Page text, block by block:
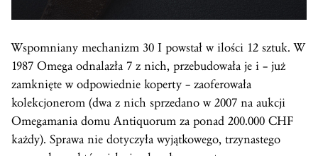
Wspomniany mechanizm 30 I powstał w ilości 12 sztuk. W
1987 Omega odnalazła 7 z nich, przebudowała je i – już
zamknięte w odpowiednie koperty – zaoferowała
kolekcjonerom (dwa z nich sprzedano w 2007 na aukcji
Omegamania domu Antiquorum za ponad 200.000 CHF
każdy). Sprawa nie dotyczyła wyjątkowego, trzynastego